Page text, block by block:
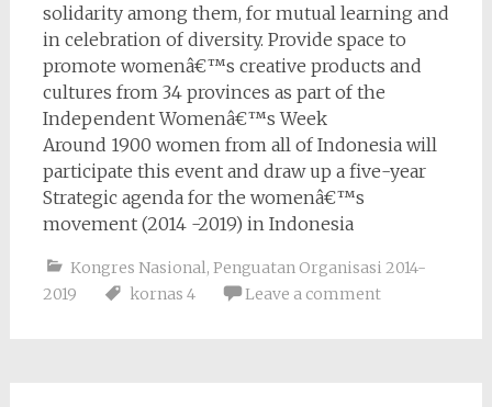
solidarity among them, for mutual learning and
in celebration of diversity. Provide space to
promote womenâ€™s creative products and
cultures from 34 provinces as part of the
Independent Womenâ€™s Week
Around 1900 women from all of Indonesia will
participate this event and draw up a five-year
Strategic agenda for the womenâ€™s
movement (2014 -2019) in Indonesia
Kongres Nasional, Penguatan Organisasi 2014-
2019
kornas 4 Leave a comment